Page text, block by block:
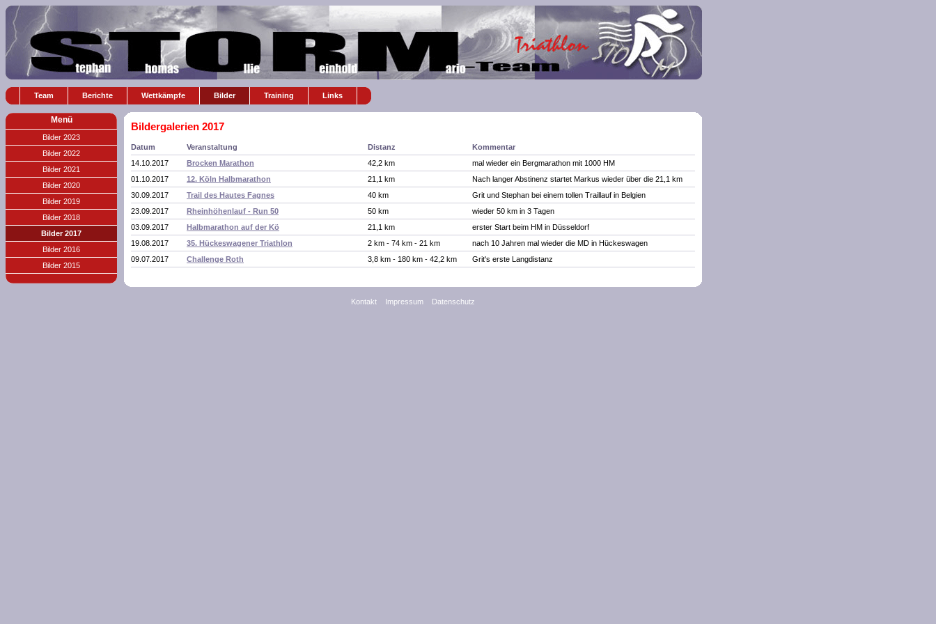
Team Berichte Wettkämpfe Bilder Training Links
Menü
Bilder 2023
Bilder 2022
Bilder 2021
Bilder 2020
Bilder 2019
Bilder 2018
Bilder 2017
Bilder 2016
Bilder 2015
Bildergalerien 2017
Datum Veranstaltung Distanz
Kommentar
14.10.2017
Brocken Marathon 42,2 km
mal wieder ein Bergmarathon mit 1000 HM
01.10.2017
12. Köln Halbmarathon 21,1 km
Nach langer Abstinenz startet Markus wieder über die 21,1 km
30.09.2017
Trail des Hautes Fagnes 40 km
Grit und Stephan bei einem tollen Traillauf in Belgien
23.09.2017
Rheinhöhenlauf - Run 50 50 km
wieder 50 km in 3 Tagen
03.09.2017
Halbmarathon auf der Kö 21,1 km
erster Start beim HM in Düsseldorf
19.08.2017
35. Hückeswagener Triathlon 2 km - 74 km - 21 km
nach 10 Jahren mal wieder die MD in Hückeswagen
09.07.2017
Challenge Roth 3,8 km - 180 km - 42,2 km Grit's erste Langdistanz
Kontakt Impressum Datenschutz